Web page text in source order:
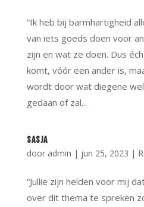
“Ik heb bij barmhartigheid
van iets goeds doen voor
zijn en wat ze doen. Dus
komt, vóór een ander is,
wordt door wat diegene
gedaan of zal...
Sasja
door admin | jun 25, 2023 |
“Jullie zijn helden voor mij
over dit thema te spreken